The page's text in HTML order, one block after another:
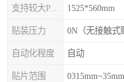
1525*560mm
贴装压力 0N（无接触式
自动化程度 自动
贴片范围 0315mm~35mm